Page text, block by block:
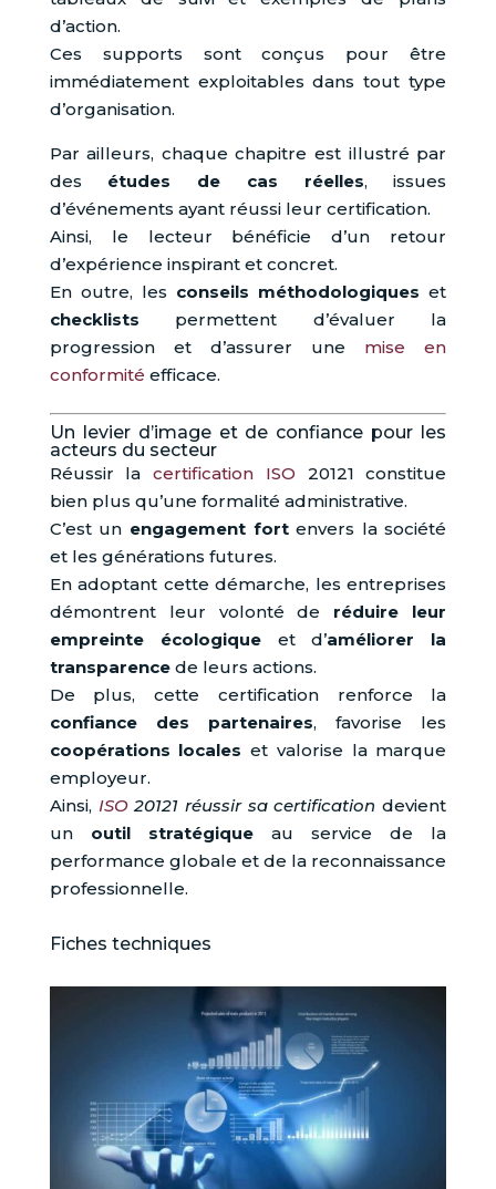
d’action.
Ces supports sont conçus pour être
immédiatement exploitables dans tout type
d’organisation.
Par ailleurs, chaque chapitre est illustré par
des études de cas réelles, issues
d’événements ayant réussi leur certification.
Ainsi, le lecteur bénéficie d’un retour
d’expérience inspirant et concret.
En outre, les conseils méthodologiques et
checklists permettent d’évaluer la
progression et d’assurer une mise en
conformité efficace.
Un levier d’image et de confiance pour les
acteurs du secteur
Réussir lacertification ISO 20121 constitue
bien plus qu’une formalité administrative.
C’est un engagement fortenvers la société
et les générations futures.
En adoptant cette démarche, les entreprises
démontrent leur volonté de réduire leur
empreinte écologiqueet d’améliorer la
transparencede leurs actions.
De plus, cette certification renforce la
confiance des partenaires, favorise les
coopérations locales et valorise la marque
employeur.
Ainsi, ISO20121 réussir sa certification devient
un outil stratégiqueau service de la
performance globale et de la reconnaissance
professionnelle.
Fiches techniques